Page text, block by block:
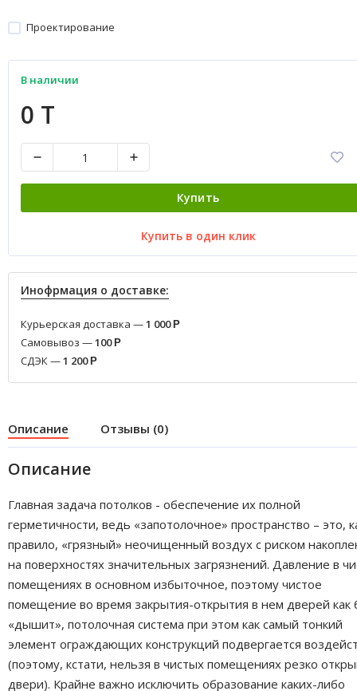
Проектирование
В наличии
0 T
Купить
Купить в один клик
Инофрмация о доставке:
Курьерская доставка —1 000 Р
Самовывоз —100 Р
СДЭК —1 200 Р
Описание Отзывы (0)
Описание
Главная задача потолков - обеспечение их полной
герметичности, ведь «запотолочное» пространство – это,
правило, «грязный» неочищенный воздух с риском
на поверхностях значительных загрязнений. Давление в
помещениях в основном избыточное, поэтому чистое
помещение во время закрытия-открытия в нем дверей как
«дышит», потолочная система при этом как самый тонкий
элемент ограждающих конструкций подвергается
(поэтому, кстати, нельзя в чистых помещениях резко
двери). Крайне важно исключить образование каких-либо